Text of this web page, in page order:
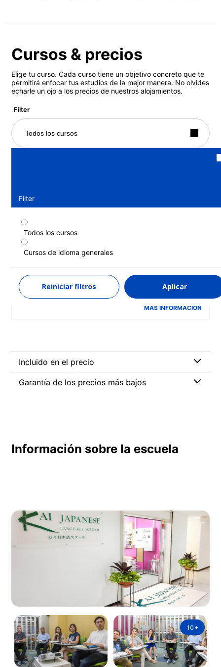
Cursos & precios
Elige tu curso. Cada curso tiene un objetivo concreto que te
permitirá enfocar tus estudios de la mejor manera. No olvides
echarle un ojo a los precios de nuestros alojamientos.
Filter
Todos los cursos
Filter
Todos los cursos
Cursos de idioma generales
Reiniciar filtros Aplicar
Cursos trimestrales
Duración: 11 - 13 semanas
11 semanas
1.861 EUR
MÁS INFORMACIÓN
Incluido en el precio
Garantía de los precios más bajos
Información sobre la escuela
10+